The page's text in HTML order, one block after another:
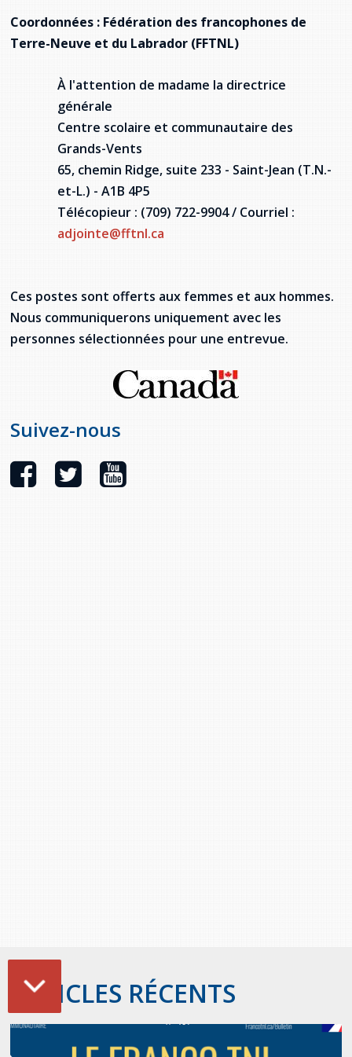
Coordonnées : Fédération des francophones de
Terre-Neuve et du Labrador (FFTNL)
À l'attention de madame la directrice
générale
Centre scolaire et communautaire des
Grands-Vents
65, chemin Ridge, suite 233 - Saint-Jean (T.N.-
et-L.) - A1B 4P5
Télécopieur : (709) 722-9904 / Courriel :
adjointe@fftnl.ca
Ces postes sont offerts aux femmes et aux hommes.
Nous communiquerons uniquement avec les
personnes sélectionnées pour une entrevue.
Suivez-nous
ARTICLES RÉCENTS